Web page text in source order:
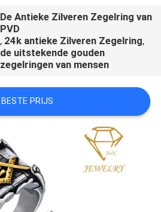
De Antieke Zilveren Zegelring van
PVD
, 24k antieke Zilveren Zegelring,
de uitstekende gouden
zegelringen van mensen
BESTE PRIJS